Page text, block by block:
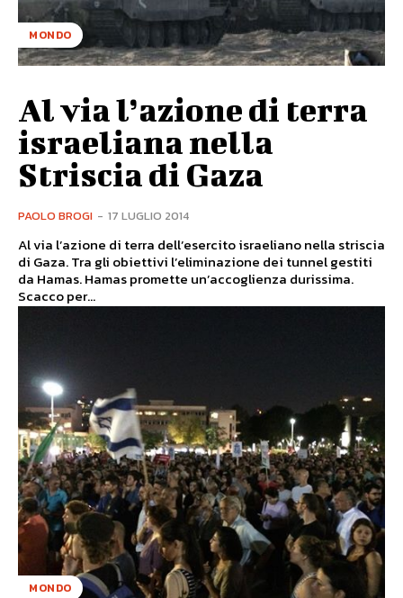
MONDO
Al via l’azione di terra
israeliana nella
Striscia di Gaza
PAOLO BROGI - 17 LUGLIO 2014
Al via l’azione di terra dell’esercito israeliano nella striscia
di Gaza. Tra gli obiettivi l’eliminazione dei tunnel gestiti
da Hamas. Hamas promette un’accoglienza durissima.
Scacco per...
MONDO